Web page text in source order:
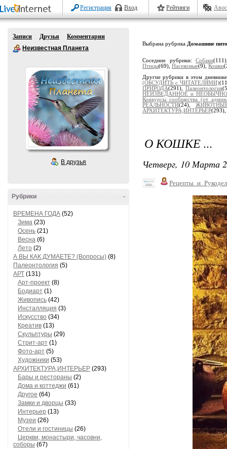
Регистрация Вход Рейтинги
Записи Друзья
Комментарии
Неизвестная Планета
В друзья
-
Рубрики
ВРЕМЕНА ГОДА (52)
Зима (23)
Осень (21)
Весна (6)
Лето (2)
А ВЫ КАК ДУМАЕТЕ? (Вопросы) (8)
Палеонтология (5)
АРТ (131)
Арт-проект (8)
Бодиарт (1)
Живопись (42)
Инсталляция (3)
Искусство (34)
Креатив (13)
Скульптуры (29)
Стрит-арт (1)
Фото-арт (5)
Художники (53)
АРХИТЕКТУРА,ИНТЕРЬЕР (293)
Бары и рестораны (2)
Дома и коттеджи (61)
Другое (64)
Замки и дворцы (33)
Интерьер (13)
Музеи (26)
Отели и гостиницы (26)
Церкви, монастыри, часовни,
соборы (67)
Выбрана рубрика Домашние
Соседние рубрики:Собаки
Птицы(69), Насекомые(9), Кошки
Другие рубрики в этом
(ОБСУДИТЬ с ЧИТАТЕЛЯМИ)
ПРИРОДА(291),Палеонтология
НЕИЗВЕДАННОЕ и
Конкурсы сообщества (от
РЕАЛЬНОСТИ(24),
АРХИТЕКТУРА,ИНТЕРЬЕР(293),
О КОШКЕ ...
Четверг, 10 Марта